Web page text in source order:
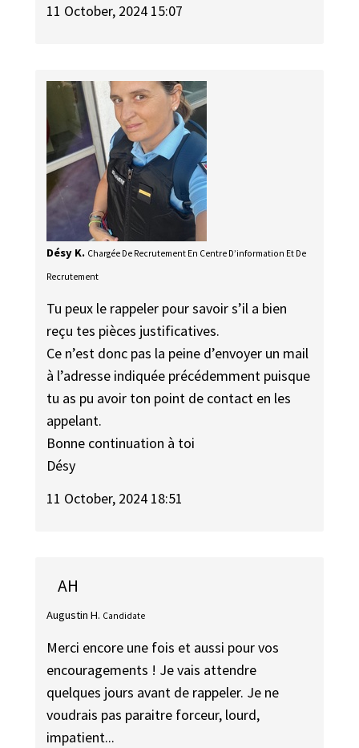
11 October, 2024 15:07
Désy K. Chargée De Recrutement En Centre D’information Et De
Recrutement
Tu peux le rappeler pour savoir s’il a bien
reçu tes pièces justificatives.
Ce n’est donc pas la peine d’envoyer un mail
à l’adresse indiquée précédemment puisque
tu as pu avoir ton point de contact en les
appelant.
Bonne continuation à toi
Désy
11 October, 2024 18:51
AH
Augustin H. Candidate
Merci encore une fois et aussi pour vos
encouragements ! Je vais attendre
quelques jours avant de rappeler. Je ne
voudrais pas paraitre forceur, lourd,
impatient...